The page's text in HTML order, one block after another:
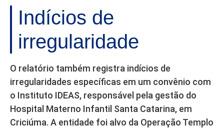
Indícios de
irregularidade
O relatório também registra indícios de
irregularidades específicas em um convênio com
o Instituto IDEAS, responsável pela gestão do
Hospital Materno Infantil Santa Catarina, em
Criciúma. A entidade foi alvo da Operação Templo